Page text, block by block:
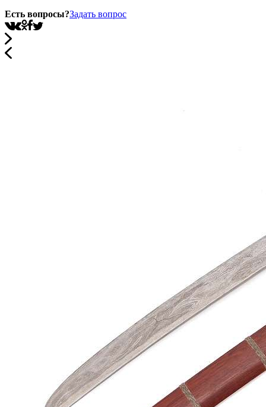
Есть вопросы?Задать вопрос